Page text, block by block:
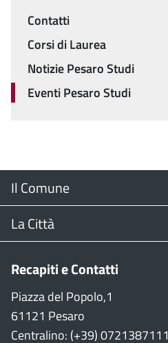
Menu
Contatti
Corsi di Laurea
Notizie Pesaro Studi
Eventi Pesaro Studi
Menu
Footer
Il Comune
Il Sindaco
Consiglio Comunale
CON
La Città
Stradario
WiFi
Recapiti e Contatti
Piazza del Popolo,1
61121 Pesaro
Centralino: (+39) 0721387111